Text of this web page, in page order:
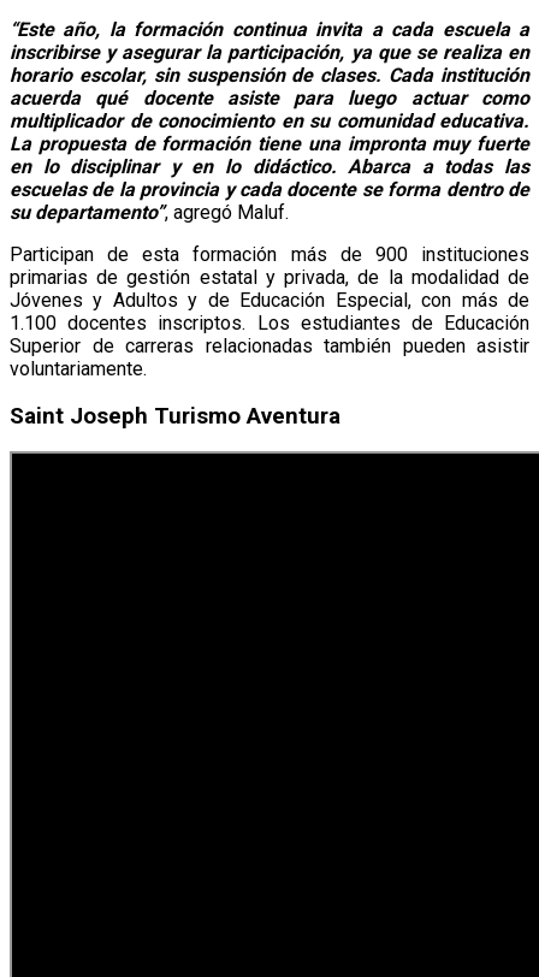
“Este año, la formación continua invita a cada escuela a
inscribirse y asegurar la participación, ya que se realiza en
horario escolar, sin suspensión de clases. Cada institución
acuerda qué docente asiste para luego actuar como
multiplicador de conocimiento en su comunidad educativa.
La propuesta de formación tiene una impronta muy fuerte
en lo disciplinar y en lo didáctico. Abarca a todas las
escuelas de la provincia y cada docente se forma dentro de
su departamento”, agregó Maluf.
Participan de esta formación más de 900 instituciones
primarias de gestión estatal y privada, de la modalidad de
Jóvenes y Adultos y de Educación Especial, con más de
1.100 docentes inscriptos. Los estudiantes de Educación
Superior de carreras relacionadas también pueden asistir
voluntariamente.
Saint Joseph Turismo Aventura